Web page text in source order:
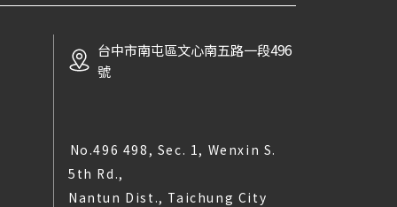
台中市南屯區文心南五路一段496
號
No.496 498, Sec. 1, Wenxin S.
5th Rd.,
Nantun Dist., Taichung City